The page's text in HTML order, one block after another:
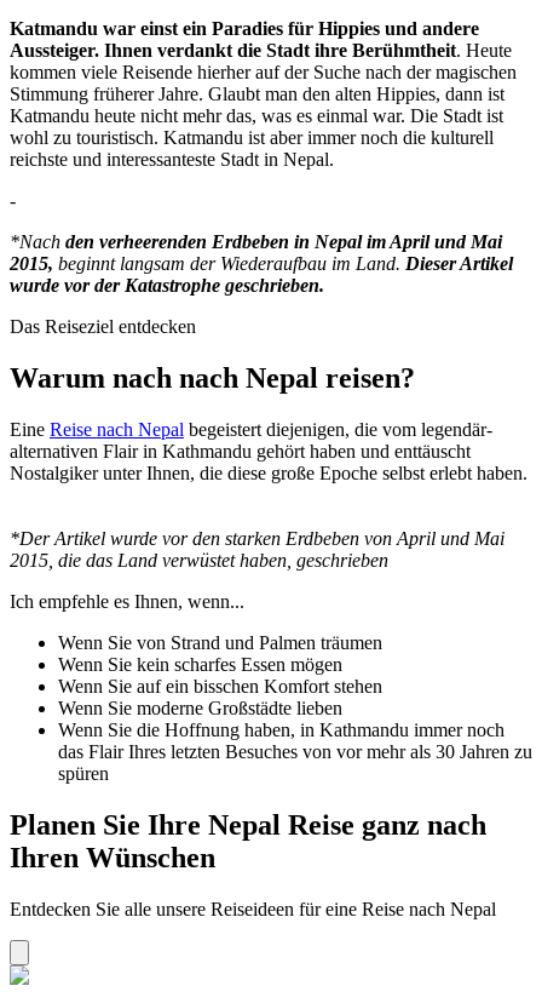
Katmandu war einst ein Paradies für Hippies und andere
Aussteiger. Ihnen verdankt die Stadt ihre Berühmtheit. Heute
kommen viele Reisende hierher auf der Suche nach der magischen
Stimmung früherer Jahre. Glaubt man den alten Hippies, dann ist
Katmandu heute nicht mehr das, was es einmal war. Die Stadt ist
wohl zu touristisch. Katmandu ist aber immer noch die kulturell
reichste und interessanteste Stadt in Nepal.
-
*Nach den verheerenden Erdbeben in Nepal im April und Mai
2015, beginnt langsam der Wiederaufbau im Land. Dieser Artikel
wurde vor der Katastrophe geschrieben.
Das Reiseziel entdecken
Warum nach nach Nepal reisen?
Eine Reise nach Nepal begeistert diejenigen, die vom legendär-
alternativen Flair in Kathmandu gehört haben und enttäuscht
Nostalgiker unter Ihnen, die diese große Epoche selbst erlebt haben.
*Der Artikel wurde vor den starken Erdbeben von April und Mai
2015, die das Land verwüstet haben, geschrieben
Ich empfehle es Ihnen, wenn...
Wenn Sie von Strand und Palmen träumen
Wenn Sie kein scharfes Essen mögen
Wenn Sie auf ein bisschen Komfort stehen
Wenn Sie moderne Großstädte lieben
Wenn Sie die Hoffnung haben, in Kathmandu immer noch
das Flair Ihres letzten Besuches von vor mehr als 30 Jahren zu
spüren
Planen Sie Ihre Nepal Reise ganz nach
Ihren Wünschen
Entdecken Sie alle unsere Reiseideen für eine Reise nach Nepal